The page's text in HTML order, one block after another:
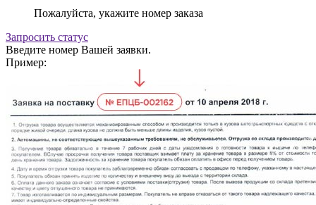
Пожалуйста, укажите номер заказа
Запросить статус
Введите номер Вашей заявки.
Пример: